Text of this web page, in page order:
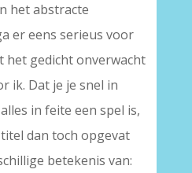
het abstracte
er eens serieus voor
het gedicht onverwacht
ik. Dat je je snel in
in feite een spel is,
titel dan toch opgevat
betekenis van: